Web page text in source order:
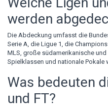
werden
Die Abdeckung umfasst die
Serie A, die Ligue 1, die
MLS, große südamerikanische
Spielklassen und nationale Pokale
Was bedeuten
und FT?